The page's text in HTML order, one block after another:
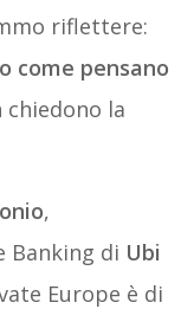
riflettere:
come pensano
chiedono la
,
Banking di Ubi
Europe è di